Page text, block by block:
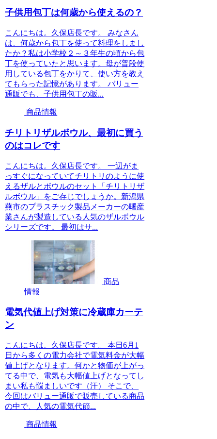
子供用包丁は何歳から使えるの？
こんにちは。久保店長です。 みなさん
は、何歳から包丁を使って料理をしまし
たか？私は小学校２～３年生の頃から包
丁を使っていたと思います。母が普段使
用している包丁をかりて、使い方を教え
てもらった記憶があります。 バリュー
通販でも、子供用包丁の販...
商品情報
チリトリザルボウル、最初に買う
のはコレです
こんにちは。久保店長です。 一辺がま
っすぐになっていてチリトリのように使
えるザルとボウルのセット「チリトリザ
ルボウル」をご存じでしょうか。新潟県
燕市のプラスチック製品メーカーの曙産
業さんが製造している人気のザルボウル
シリーズです。 最初はサ...
商品
情報
電気代値上げ対策に冷蔵庫カーテ
ン
こんにちは。久保店長です。 本日6月1
日から多くの電力会社で電気料金が大幅
値上げとなります。何かと物価が上がっ
てる中で、電気も大幅値上げとなってし
まい私も悩ましいです（汗） そこで、
今回はバリュー通販で販売している商品
の中で、人気の電気代節...
商品情報